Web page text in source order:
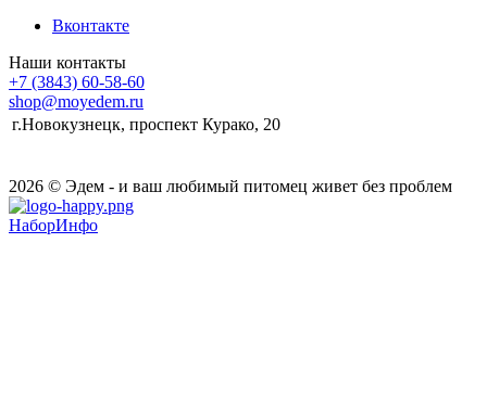
Вконтакте
Наши контакты
+7 (3843) 60-58-60
shop@moyedem.ru
г.Новокузнецк, проспект Курако, 20
2026 © Эдем - и ваш любимый питомец живет без проблем
НаборИнфо